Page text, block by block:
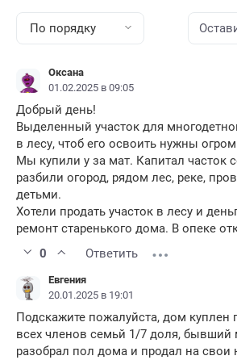
По порядку
Оксана
01.02.2025 в 09:05
Добрый день!
Выделенный участок для
в лесу, чтоб его освоить нужны
Мы купили у за мат. Капитал часток
разбили огород, рядом лес, реке,
детьми.
Хотели продать участок в лесу и
ремонт старенького дома. В опеке
0
Ответить
Евгения
20.01.2025 в 19:01
Подскажите пожалуйста, дом куплен
всех членов семьй 1/7 доля, бывший
разобрал пол дома и продал на свои